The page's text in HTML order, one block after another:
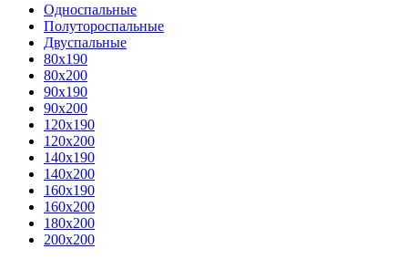
Односпальные
Полутороспальные
Двуспальные
80x190
80х200
90х190
90х200
120х190
120х200
140х190
140х200
160х190
160х200
180х200
200х200